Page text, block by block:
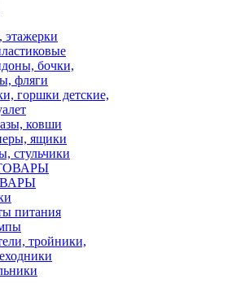
бочки,
фляги
горшки детские,
ковши
ящики
стульчики
питания
тройники,